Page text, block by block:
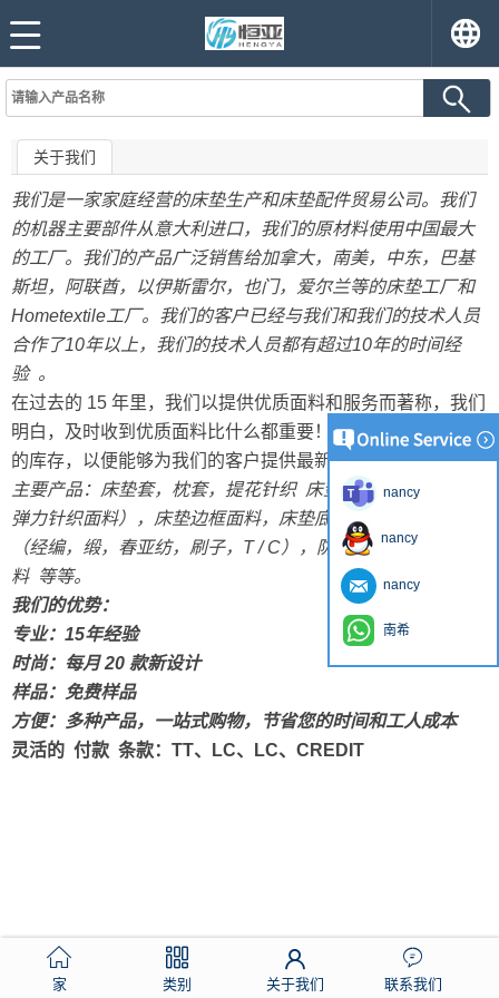
关于我们
我们是一家家庭经营的床垫生产和床垫配件贸易公司。我们
的机器主要部件从意大利进口，我们的原材料使用中国最大
的工厂。我们的产品广泛销售给加拿大，南美，中东，巴基
斯坦，阿联酋，以伊斯雷尔，也门，爱尔兰等的床垫工厂和
Hometextile工厂。我们的客户已经与我们和我们的技术人员
合作了10年以上，我们的技术人员都有超过10年的时间经
验 。
在过去的 15 年里，我们以提供优质面料和服务而著称，我们
明白，及时收到优质面料比什么都重要！我们不断更新我们
的库存，以便能够为我们的客户提供最新的床垫趋势
主要产品：床垫套，枕套，提花针织 床垫面料（锦缎面料，
弹力针织面料），床垫边框面料，床垫底套，印花床垫面料
（经编，缎，春亚纺，刷子，T / C），防火面料，防防滑 面
料 等等。
我们的优势：
专业：15年经验
时尚：每月 20 款新设计
样品：免费样品
方便：多种产品，一站式购物，节省您的时间和工人成本
灵活的 付款 条款：TT、LC、LC、CREDIT
家 类别 关于我们 联系我们
nancy
nancy
nancy
南希